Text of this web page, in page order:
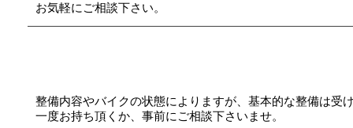
お気軽にご相談下さい。
整備内容やバイクの状態によりますが、基本的な整備は受
一度お持ち頂くか、事前にご相談下さいませ。